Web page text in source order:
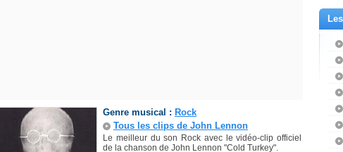
Genre musical : Rock
Tous les clips de John Lennon
Le meilleur du son Rock avec le vidéo-clip officiel
de la chanson de John Lennon "Cold Turkey".